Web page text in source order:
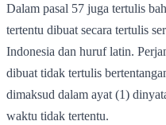
Dalam pasal 57 juga tertulis
tertentu dibuat secara tertulis
Indonesia dan huruf latin.
dibuat tidak tertulis
dimaksud dalam ayat (1)
waktu tidak tertentu.